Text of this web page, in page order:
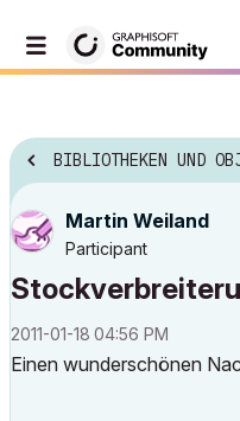
BIBLIOTHEKEN UND
Martin Weiland
Participant
‎2011-01-18 04:56 PM
Einen wunderschönen